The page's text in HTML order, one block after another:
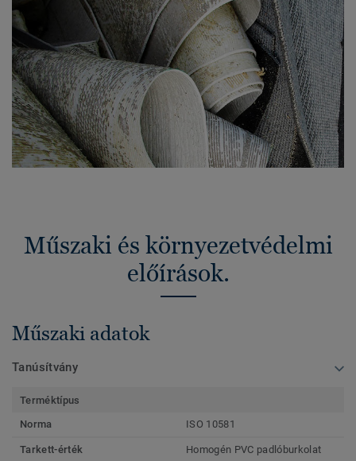
Műszaki és környezetvédelmi
előírások.
Műszaki adatok
Tanúsítvány
Terméktípus
Norma
ISO 10581
Tarkett-érték Homogén PVC padlóburkolat